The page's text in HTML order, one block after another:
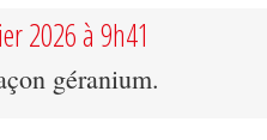
2026 à 9h41
géranium.